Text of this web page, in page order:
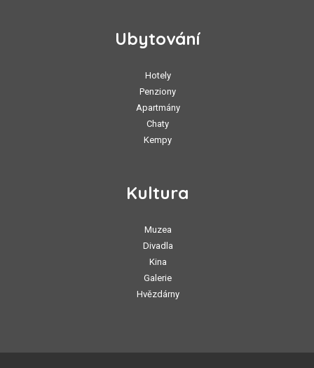
Ubytování
Hotely
Penziony
Apartmány
Chaty
Kempy
Kultura
Muzea
Divadla
Kina
Galerie
Hvězdárny